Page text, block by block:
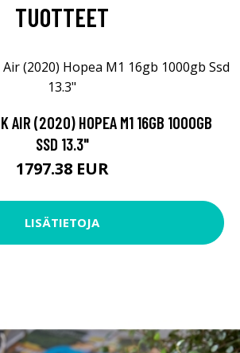
TUOTTEET
AIR (2020) HOPEA M1 16GB 1000GB
SSD 13.3"
1797.38 EUR
LISÄTIETOJA